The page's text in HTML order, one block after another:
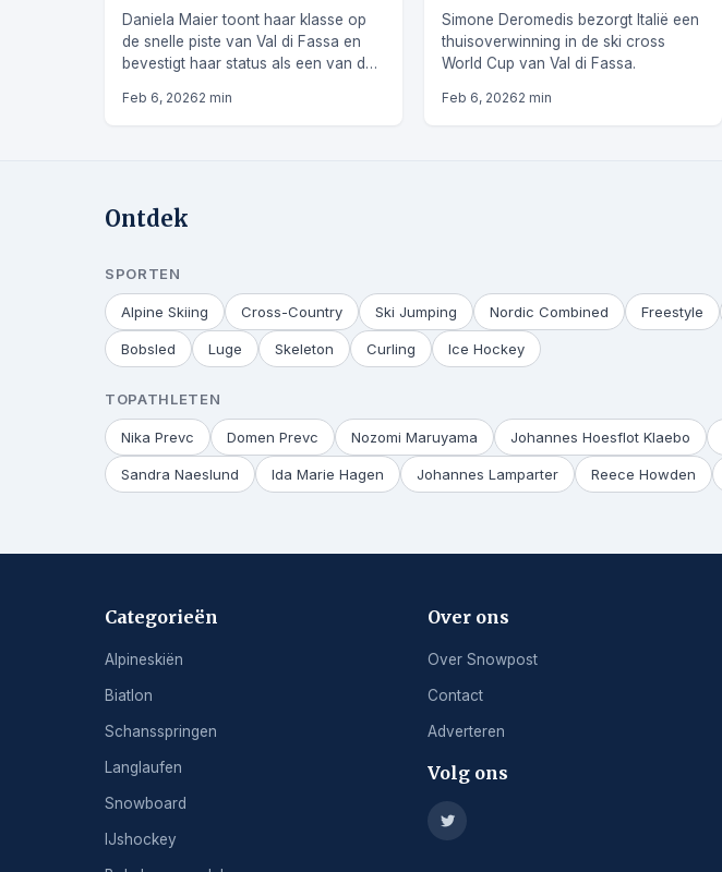
Daniela Maier toont haar klasse op
de snelle piste van Val di Fassa en
bevestigt haar status als een van de
Feb 6, 20262 min
Simone Deromedis bezorgt Italië een
thuisoverwinning in de ski cross
World Cup van Val di Fassa.
Feb 6, 20262 min
Ontdek
SPORTEN
Alpine Skiing Cross-Country Ski Jumping Nordic Combined Freestyle
Bobsled Luge Skeleton Curling Ice Hockey
TOPATHLETEN
Nika Prevc Domen Prevc Nozomi Maruyama Johannes Hoesflot Klaebo
Sandra Naeslund Ida Marie Hagen Johannes Lamparter Reece Howden
Categorieën
Alpineskiën
Biatlon
Schansspringen
Langlaufen
Snowboard
IJshockey
Over ons
Over Snowpost
Contact
Adverteren
Volg ons